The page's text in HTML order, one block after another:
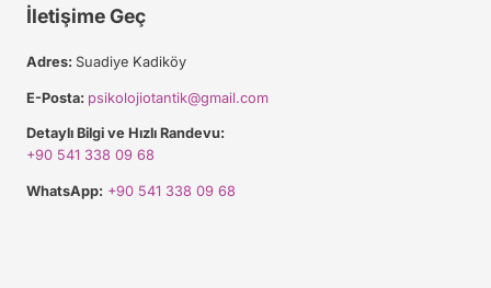
İletişime Geç
Adres: Suadiye Kadiköy
E-Posta: psikolojiotantik@gmail.com
Detaylı Bilgi ve Hızlı Randevu:
+90 541 338 09 68
WhatsApp: +90 541 338 09 68